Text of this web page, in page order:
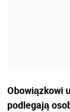
Obowiązkowi
podlegają